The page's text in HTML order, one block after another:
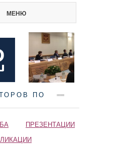
МЕНЮ
ПО
ПРЕЗЕНТАЦИИ